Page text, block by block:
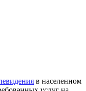
в населенном